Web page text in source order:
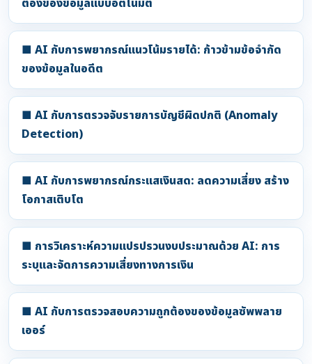
ต้องของข้อมูลแบบอัตโนมัติ
■ AI กับการพยากรณ์แนวโน้มรายได้: ก้าวข้ามข้อจำกัด
ของข้อมูลในอดีต
■ AI กับการตรวจจับรายการบัญชีผิดปกติ (Anomaly
Detection)
■ AI กับการพยากรณ์กระแสเงินสด: ลดความเสี่ยง สร้าง
โอกาสเติบโต
■ การวิเคราะห์ความแปรปรวนงบประมาณด้วย AI: การ
ระบุและจัดการความเสี่ยงทางการเงิน
■ AI กับการตรวจสอบความถูกต้องของข้อมูลซัพพลาย
เออร์